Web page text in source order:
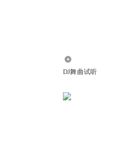
DJ舞曲试听